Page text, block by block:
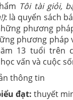
Tôi tài giỏi,
: là quyển sách
phương
phương pháp
13 tuổi trên
vấn và cuộc
thông tin
đạt: thuyết